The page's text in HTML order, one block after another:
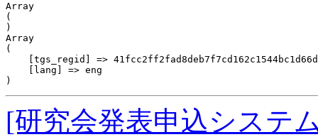
Array
(
)
Array
(
[tgs_regid] =>
    [lang] => eng
[研究会発表申込システ